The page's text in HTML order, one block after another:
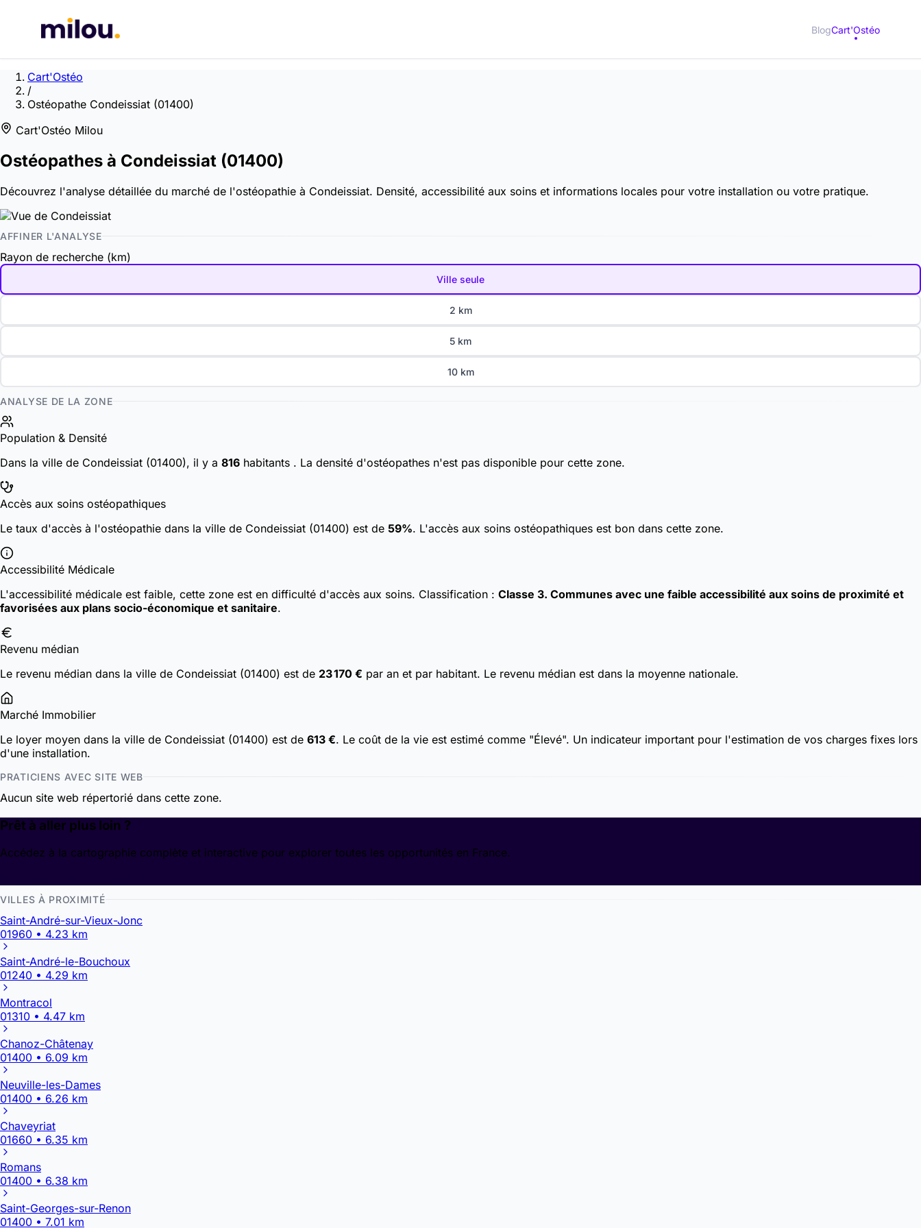
BlogCart'Ostéo
Cart'Ostéo
/
Ostéopathe Condeissiat (01400)
Cart'Ostéo Milou
Ostéopathes à Condeissiat (01400)
Découvrez l'analyse détaillée du marché de l'ostéopathie à Condeissiat. Densité, accessibilité aux soins et informations locales pour votre installation ou votre pratique.
AFFINER L'ANALYSE
Rayon de recherche (km)
Ville seule
2 km
5 km
10 km
ANALYSE DE LA ZONE
Population & Densité
Dans la ville de Condeissiat (01400), il y a 816 habitants . La densité d'ostéopathes n'est pas disponible pour cette zone.
Accès aux soins ostéopathiques
Le taux d'accès à l'ostéopathie dans la ville de Condeissiat (01400) est de 59%. L'accès aux soins ostéopathiques est bon dans cette zone.
Accessibilité Médicale
L'accessibilité médicale est faible, cette zone est en difficulté d'accès aux soins. Classification : Classe 3. Communes avec une faible accessibilité aux soins de proximité et
favorisées aux plans socio-économique et sanitaire.
Revenu médian
Le revenu médian dans la ville de Condeissiat (01400) est de 23 170 € par an et par habitant. Le revenu médian est dans la moyenne nationale.
Marché Immobilier
Le loyer moyen dans la ville de Condeissiat (01400) est de 613 €. Le coût de la vie est estimé comme "Élevé". Un indicateur important pour l'estimation de vos charges fixes lors
d'une installation.
PRATICIENS AVEC SITE WEB
Aucun site web répertorié dans cette zone.
Prêt à aller plus loin ?
Accédez à la cartographie complète et interactive pour explorer toutes les opportunités en France.
VILLES À PROXIMITÉ
Saint-André-sur-Vieux-Jonc
01960 • 4.23 km
Saint-André-le-Bouchoux
01240 • 4.29 km
Montracol
01310 • 4.47 km
Chanoz-Châtenay
01400 • 6.09 km
Neuville-les-Dames
01400 • 6.26 km
Chaveyriat
01660 • 6.35 km
Romans
01400 • 6.38 km
Saint-Georges-sur-Renon
01400 • 7.01 km